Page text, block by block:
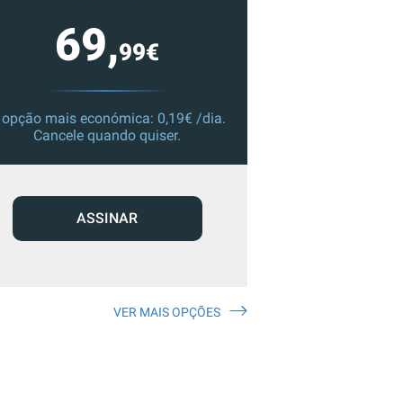
69,99€
mais económica: 0,19€ /dia.
Cancele quando quiser.
ASSINAR
VER MAIS OPÇÕES